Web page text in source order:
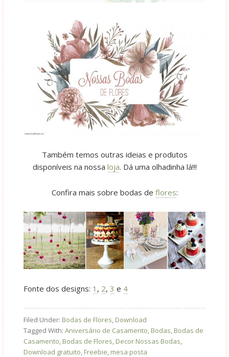
Também temos outras ideias e produtos
disponíveis na nossa loja. Dá uma olhadinha lá!!!
Confira mais sobre bodas de flores:
Fonte dos designs: 1 , 2, 3 e 4
Filed Under: Bodas de Flores, Download
Tagged With: Aniversário de Casamento, Bodas, Bodas de
Casamento, Bodas de Flores, Decor Nossas Bodas,
Download gratuito, Freebie, mesa posta